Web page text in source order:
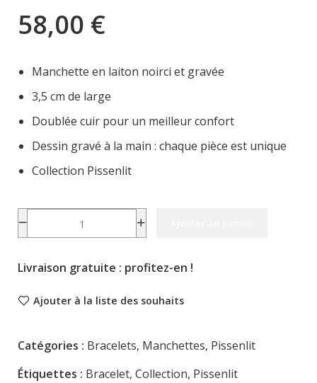
58,00 €
Manchette en laiton noirci et gravée
3,5 cm de large
Doublée cuir pour un meilleur confort
Dessin gravé à la main : chaque pièce est unique
Collection Pissenlit
Livraison gratuite : profitez-en !
Ajouter à la liste des souhaits
Catégories : Bracelets, Manchettes, Pissenlit
Étiquettes : Bracelet, Collection, Pissenlit